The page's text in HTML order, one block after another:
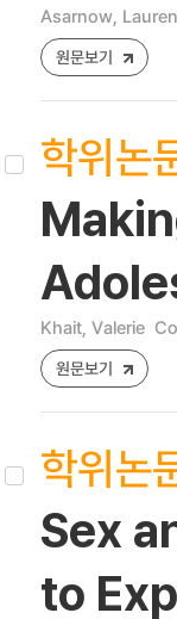
Asarnow, Lauren
원문보기
학위논
Khait, Valerie
원문보기
학위논
Sex
to